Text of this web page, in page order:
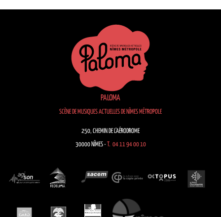
PALOMA
SCÈNE DE MUSIQUES ACTUELLES DE NÎMES MÉTROPOLE
250, CHEMIN DE L’AÉRODROME
30000 NÎMES -T. 04 11 94 00 10